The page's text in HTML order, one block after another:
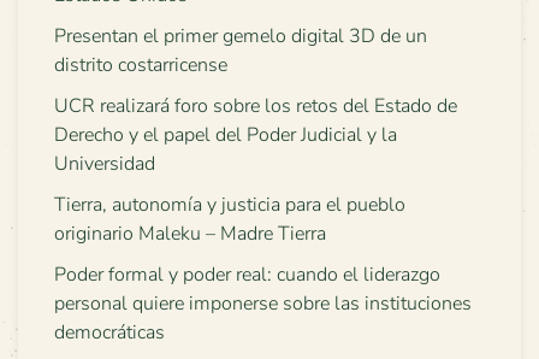
Presentan el primer gemelo digital 3D de un
distrito costarricense
UCR realizará foro sobre los retos del Estado de
Derecho y el papel del Poder Judicial y la
Universidad
Tierra, autonomía y justicia para el pueblo
originario Maleku – Madre Tierra
Poder formal y poder real: cuando el liderazgo
personal quiere imponerse sobre las instituciones
democráticas